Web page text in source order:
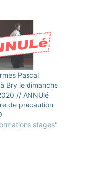
Pascal
Bry le dimanche
// ANNUlé
de précaution
stages"